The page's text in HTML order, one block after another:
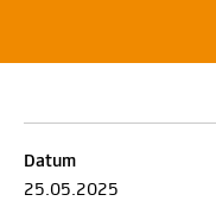
Datum
25.05.2025